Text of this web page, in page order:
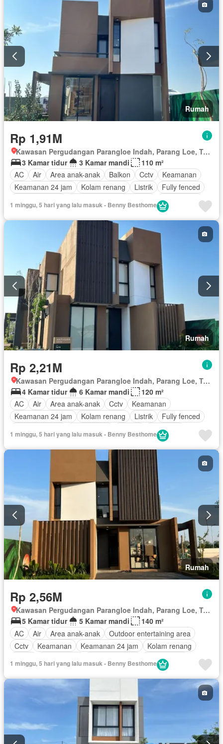
Rumah
Rp 1,91M
Kawasan Pergudangan Parangloe Indah, Parang Loe, Tamalanrea, Makassar, Sulawesi Selatan
3 Kamar tidur
3 Kamar mandi
110 m²
AC
Air Area anak-anak Balkon Cctv
Keamanan
Keamanan 24 jam
Kolam renang Listrik
Fully fenced
Rumah jaga
Teras Tanpa perabotan
1 minggu, 5 hari yang lalu masuk - Benny Besthome
Rumah
Rp 2,21M
Kawasan Pergudangan Parangloe Indah, Parang Loe, Tamalanrea, Makassar, Sulawesi Selatan
4 Kamar tidur
6 Kamar mandi
120 m²
AC
Air Area anak-anak Cctv
Keamanan
Keamanan 24 jam
Kolam renang Listrik
Fully fenced
Tangki air
Teras Tanpa perabotan
1 minggu, 5 hari yang lalu masuk - Benny Besthome
Rumah
Rp 2,56M
Kawasan Pergudangan Parangloe Indah, Parang Loe, Tamalanrea, Makassar, Sulawesi Selatan
5 Kamar tidur
5 Kamar mandi
140 m²
AC
Air Area anak-anak
Outdoor entertaining area
Cctv
Keamanan Keamanan 24 jam
Kolam renang
Rumah jaga
Tangki air Tanpa perabotan
1 minggu, 5 hari yang lalu masuk - Benny Besthome